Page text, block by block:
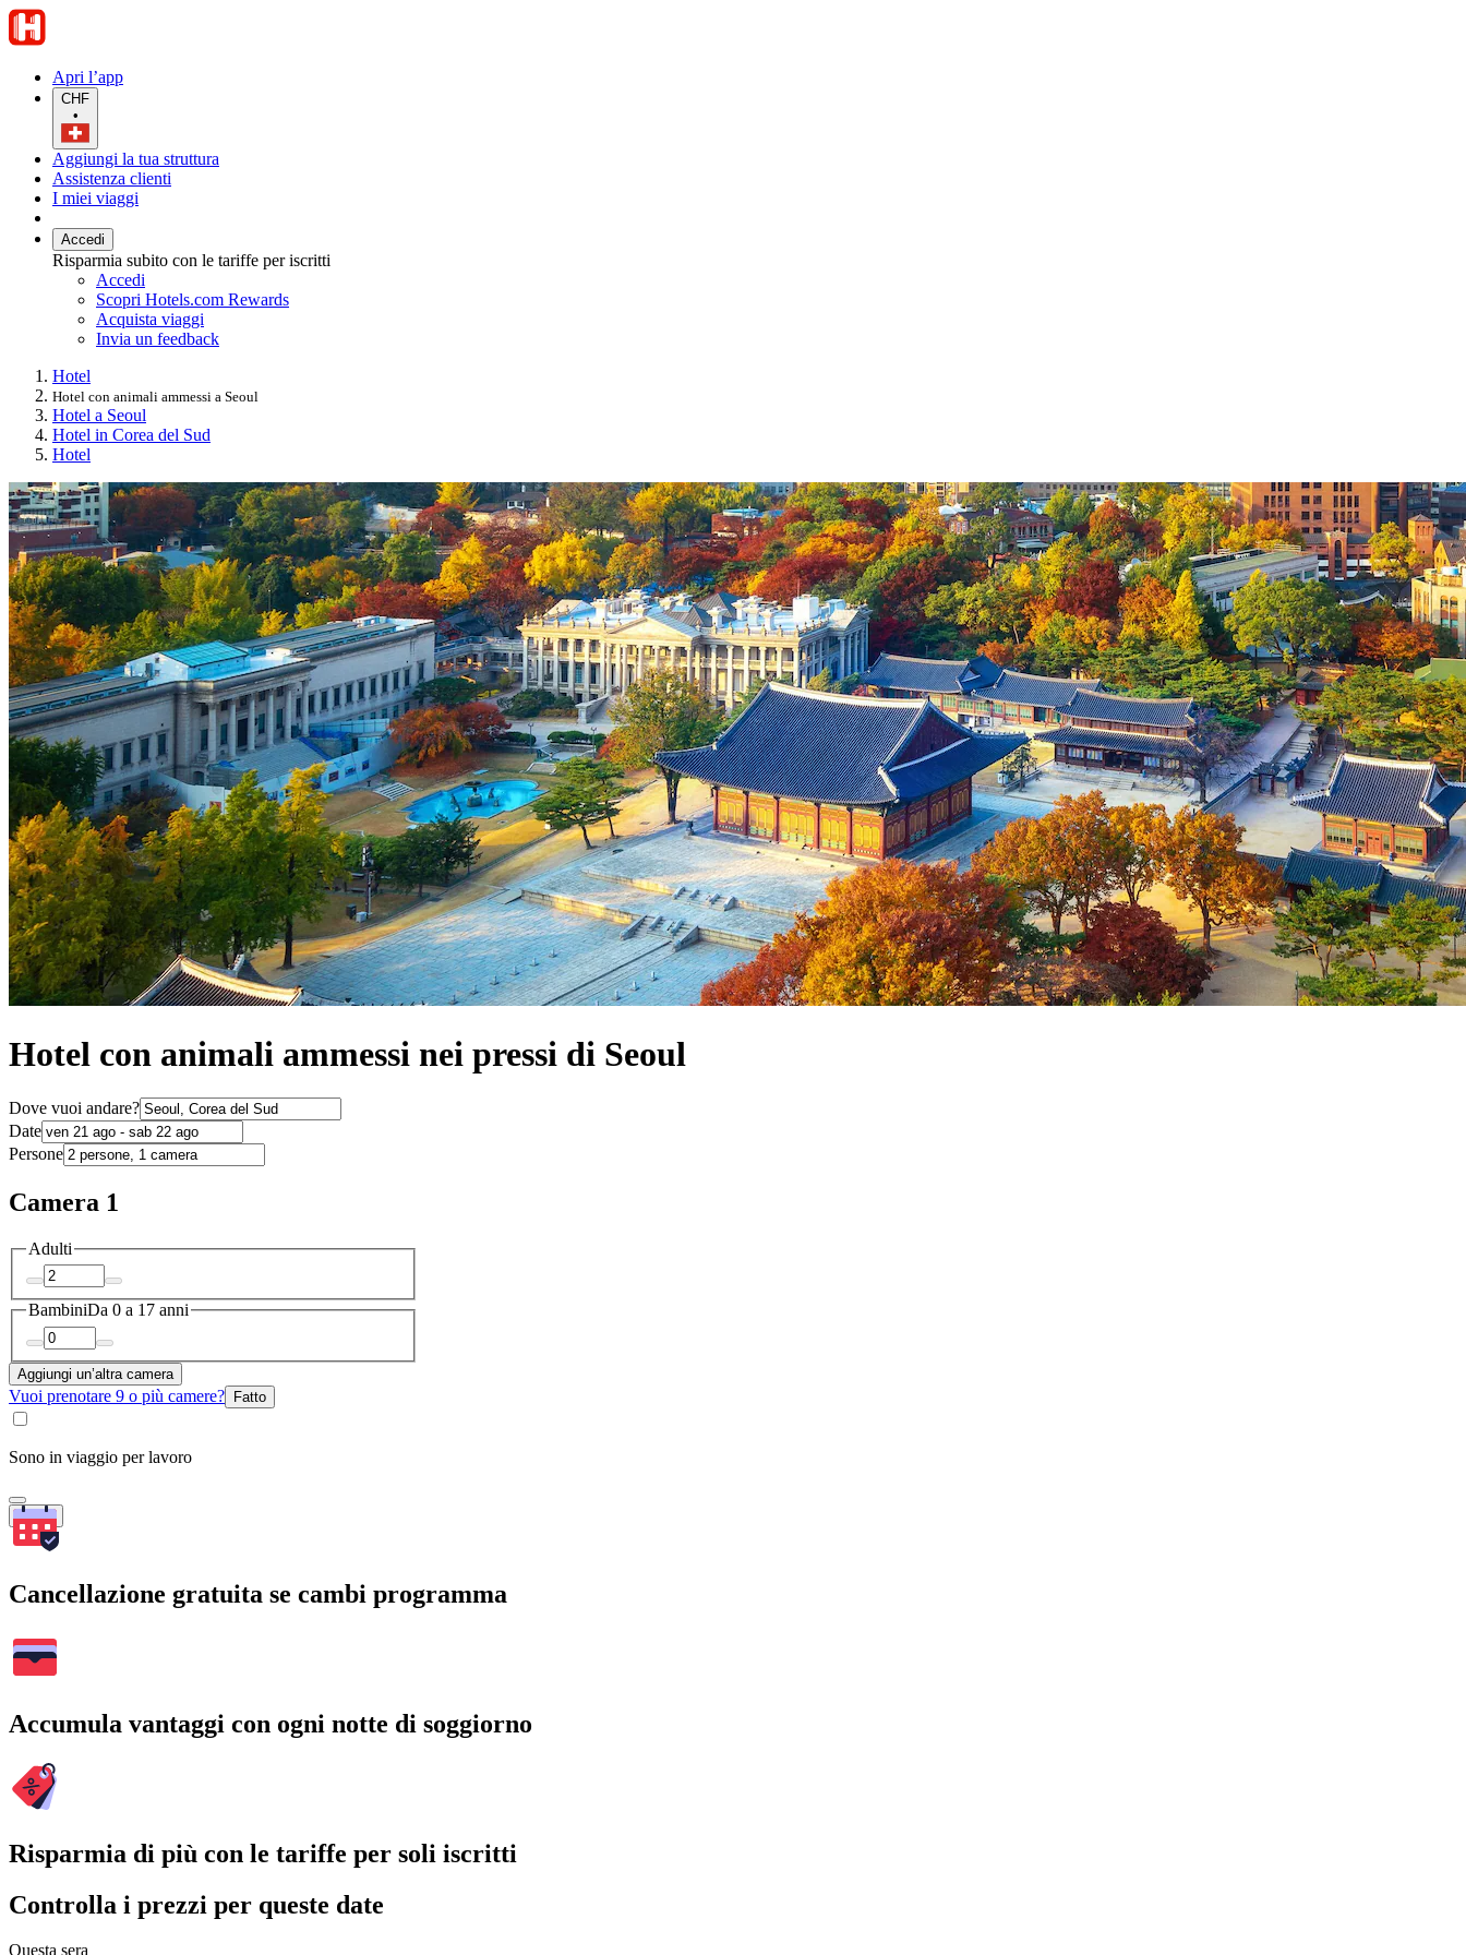
Apri l’app
CHF
•
Aggiungi la tua struttura
Assistenza clienti
I miei viaggi
Accedi
Risparmia subito con le tariffe per iscritti
Accedi
Scopri Hotels.com Rewards
Acquista viaggi
Invia un feedback
Hotel
Hotel con animali ammessi a Seoul
Hotel a Seoul
Hotel in Corea del Sud
Hotel
Hotel con animali ammessi nei pressi di Seoul
Dove vuoi andare?
Date
Persone
Camera 1
Adulti
BambiniDa 0 a 17 anni
Aggiungi un’altra camera
Vuoi prenotare 9 o più camere? Fatto
Sono in viaggio per lavoro
Cerca
Cancellazione gratuita se cambi programma
Accumula vantaggi con ogni notte di soggiorno
Risparmia di più con le tariffe per soli iscritti
Controlla i prezzi per queste date
Questa sera